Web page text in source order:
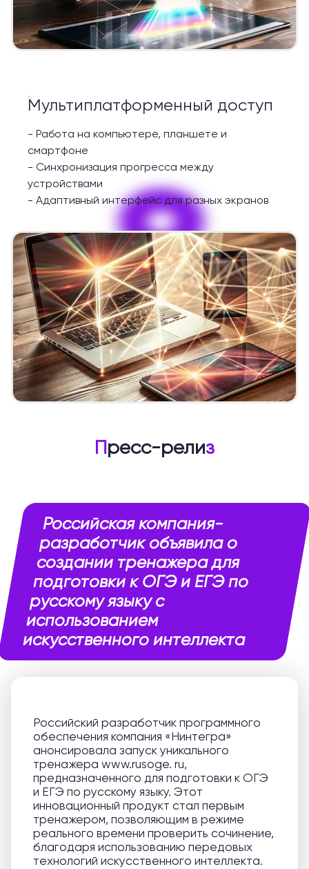
9
Мультиплатформенный доступ
- Работа на компьютере, планшете и
смартфоне
- Синхронизация прогресса между
устройствами
- Адаптивный интерфейс для разных экранов
Пресс-релиз
Российская компания-
разработчик объявила о
создании тренажера для
подготовки к ОГЭ и ЕГЭ по
русскому языку с
использованием
искусственного интеллекта
Российский разработчик программного
обеспечения компания «Нинтегра»
анонсировала запуск уникального
тренажера www.rusoge. ru,
предназначенного для подготовки к ОГЭ
и ЕГЭ по русскому языку. Этот
инновационный продукт стал первым
тренажером, позволяющим в режиме
реального времени проверить сочинение,
благодаря использованию передовых
технологий искусственного интеллекта.